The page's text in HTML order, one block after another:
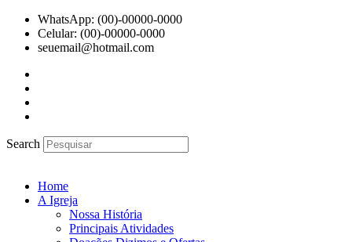
para
WhatsApp: (00)-00000-0000
Celular: (00)-00000-0000
seuemail@hotmail.com
Search
Home
A Igreja
Nossa História
Principais Atividades